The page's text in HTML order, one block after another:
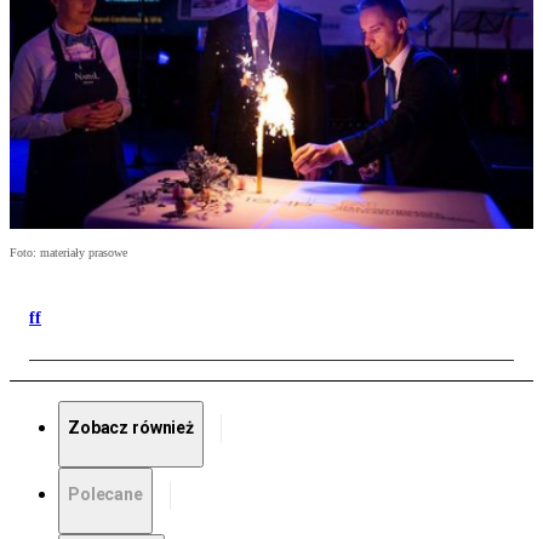
Foto: materiały prasowe
ff
Zobacz również
Polecane